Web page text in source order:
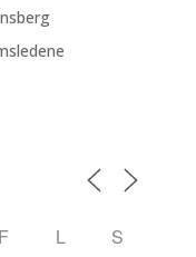
F L
S